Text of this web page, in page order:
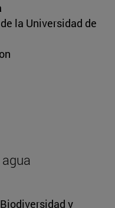
la Universidad de
y